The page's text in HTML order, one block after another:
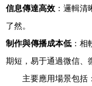
信息傳達高效 ：邏輯
了然。
制作與傳播成本低 ：
期短，易于通過微信、
主要應用場景包括